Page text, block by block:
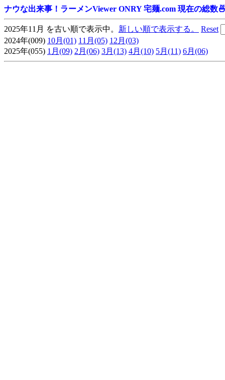
ナウな出来事！ラーメンViewer ONRY 宅麺.com 現在の総数
2025年11月 を古い順で表示中。 新しい順で表示する。
Reset
2024年(009) 10月(01) 11月(05) 12月(03)
2025年(055) 1月(09) 2月(06) 3月(13) 4月(10) 5月(11) 6月(06)